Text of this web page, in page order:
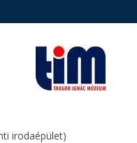
irodaépület)